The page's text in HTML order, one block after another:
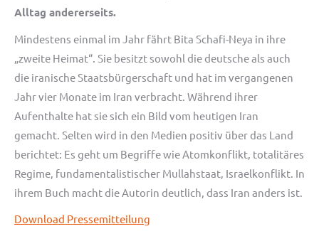
Alltag andererseits.
Mindestens einmal im Jahr fährt Bita Schafi-Neya in ihre
„zweite Heimat“. Sie besitzt sowohl die deutsche als auch
die iranische Staatsbürgerschaft und hat im vergangenen
Jahr vier Monate im Iran verbracht. Während ihrer
Aufenthalte hat sie sich ein Bild vom heutigen Iran
gemacht. Selten wird in den Medien positiv über das Land
berichtet: Es geht um Begriffe wie Atomkonflikt, totalitäres
Regime, fundamentalistischer Mullahstaat, Israelkonflikt. In
ihrem Buch macht die Autorin deutlich, dass Iran anders ist.
Download Pressemitteilung